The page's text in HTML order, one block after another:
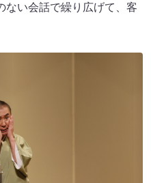
ない会話で繰り広げて、客